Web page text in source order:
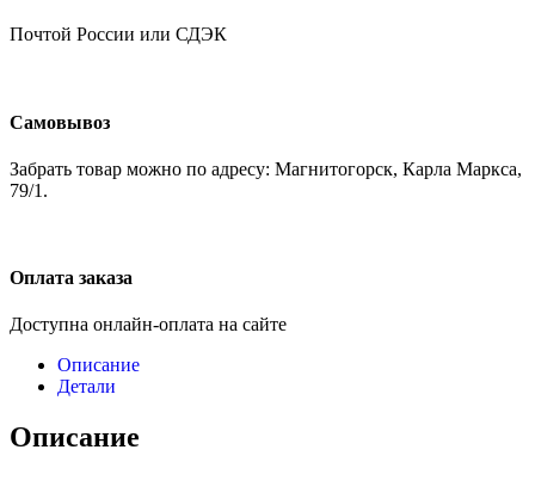
Почтой России или СДЭК
Самовывоз
Забрать товар можно по адресу: Магнитогорск, Карла Маркса,
79/1.
Оплата заказа
Доступна онлайн-оплата на сайте
Описание
Детали
Описание